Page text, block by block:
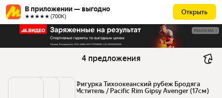
В приложении — выгодно
★★★★★ (700К)
Открыть
РЕКЛАМА
4 предложения
Фигурка Тихоокеанский рубеж Бродяга
Мститель / Pacific Rim Gipsy Avenger (17см)